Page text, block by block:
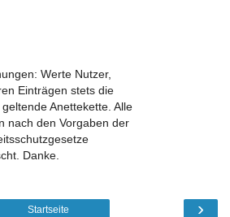
Werte Nutzer,
Einträgen stets die
Anettekette. Alle
nach den Vorgaben der
Danke.
›
Startseite